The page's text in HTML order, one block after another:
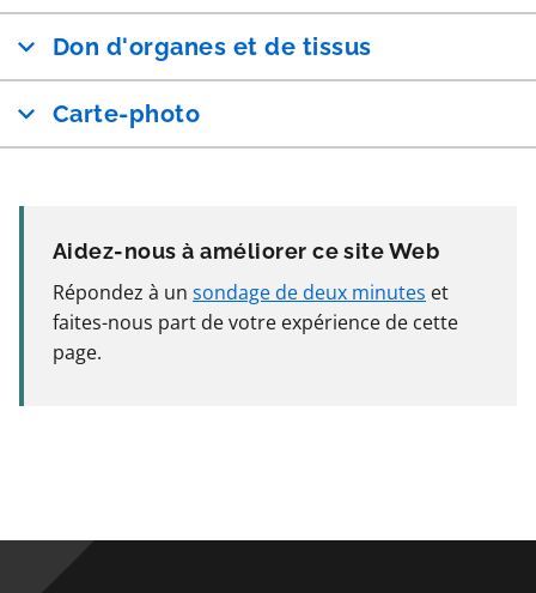
Don d'organes et de tissus
Carte-photo
Aidez-nous à améliorer ce site Web
Répondez à un sondage de deux minutes et
faites-nous part de votre expérience de cette
page.